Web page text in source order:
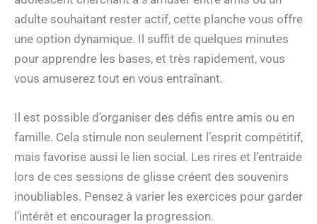
adulte souhaitant rester actif, cette planche vous offre
une option dynamique. Il suffit de quelques minutes
pour apprendre les bases, et très rapidement, vous
vous amuserez tout en vous entraînant.
Il est possible d’organiser des défis entre amis ou en
famille. Cela stimule non seulement l’esprit compétitif,
mais favorise aussi le lien social. Les rires et l’entraide
lors de ces sessions de glisse créent des souvenirs
inoubliables. Pensez à varier les exercices pour garder
l’intérêt et encourager la progression.